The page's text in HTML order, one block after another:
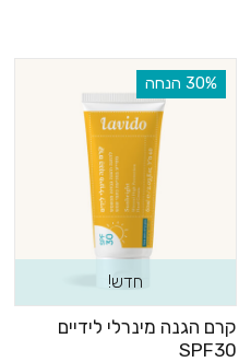
‫30% הנחה
חדש!
קרם הגנה מינרלי לידיים
SPF30